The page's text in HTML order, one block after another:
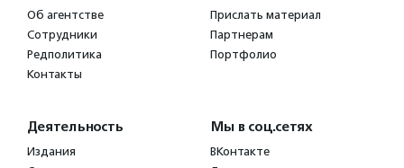
Об агентстве
Сотрудники
Редполитика
Контакты
Прислать материал
Партнерам
Портфолио
Деятельность
Издания
Мы в соц.сетях
ВКонтакте